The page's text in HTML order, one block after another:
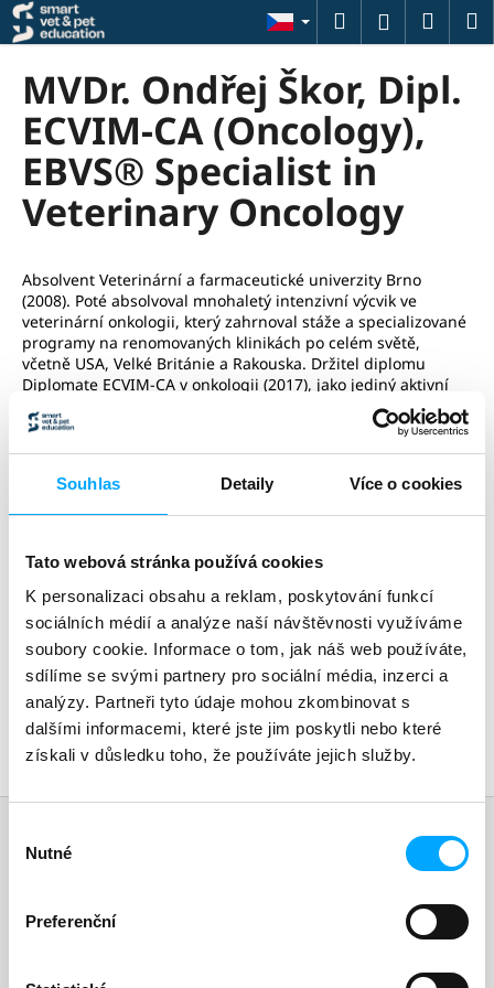
Souhlas Detaily Více o cookies
Tato webová stránka používá cookies
K personalizaci obsahu a reklam, poskytování funkcí
sociálních médií a analýze naší návštěvnosti využíváme
soubory cookie. Informace o tom, jak náš web používáte,
sdílíme se svými partnery pro sociální média, inzerci a
analýzy. Partneři tyto údaje mohou zkombinovat s
dalšími informacemi, které jste jim poskytli nebo které
získali v důsledku toho, že používáte jejich služby.
souhlasu
Nutné
Preferenční
Přejít
na
obsah
Hledat Přihlášení
MVDr. Ondřej Škor, Dipl.
ECVIM-CA (Oncology),
EBVS® Specialist in
Veterinary Oncology
Absolvent Veterinární a farmaceutické univerzity Brno
(2008). Poté absolvoval mnohaletý intenzivní výcvik ve
veterinární onkologii, který zahrnoval stáže a specializované
programy na renomovaných klinikách po celém světě,
včetně USA, Velké Británie a Rakouska. Držitel diplomu
Diplomate ECVIM-CA v onkologii (2017), jako jediný aktivní
lékař s touto kvalifikací v České republice a na Slovensku.
Specializuje se na léčbu rakoviny u malých zvířat a spolu se
Praze, Bratislavě a Žilině. Dříve pracoval jako hlavní onkolog
na Animal Health Trust ve Velké Británii a odborný asistent
veterinárních organizací, včetně European College of
Veterinary Internal Medicine – Companion Animals a
Veterinary Cancer Society. Aktivně se podílí na výzkumu v
oblastech imunoterapie, genetického sekvenování a
lymfomu. Jeho cílem je poskytovat nejvyšší standard péče a
naději zvířecím společníkům, při zachování lidského
přístupu a inovativních léčebných metod založených na
nejnovějších vědeckých poznatcích.
K
o
C
o
p
o
t
ř
e
b
u
j
e
t
e
a
j
í
t
?
HLEDAT
D
o
Z
Odebírat newsletter
E-mail
Poskytnuté osobní údaje zpracováváme podle našich